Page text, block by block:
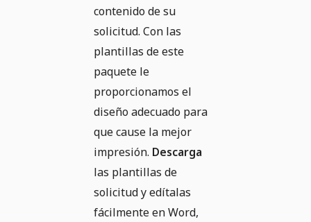
contenido de su
solicitud. Con las
plantillas de este
paquete le
proporcionamos el
diseño adecuado para
que cause la mejor
impresión. Descarga
las plantillas de
solicitud y edítalas
fácilmente en Word,